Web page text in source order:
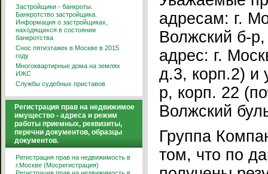
Застройщики - банкроты.
Банкротство застройщика.
Информация о застройщиках,
находящихся в состоянии
банкротства
Снос пятиэтажек в Москве в 2015
году
Многоквартирные дома на землях
ИЖС
Службы судебных приставов
Регистрация прав на недвижимое
имущество - адреса и режим
работы приемных, реквизиты,
перечни документов, образцы
документов.
Регистрация прав на недвижимость в
г.Москве (Мосрегистрация)
адресам: г.
Волжский б-
адрес: г.
д.3, корп.2) и
р, корп. 22
Волжский
Группа
том, что по